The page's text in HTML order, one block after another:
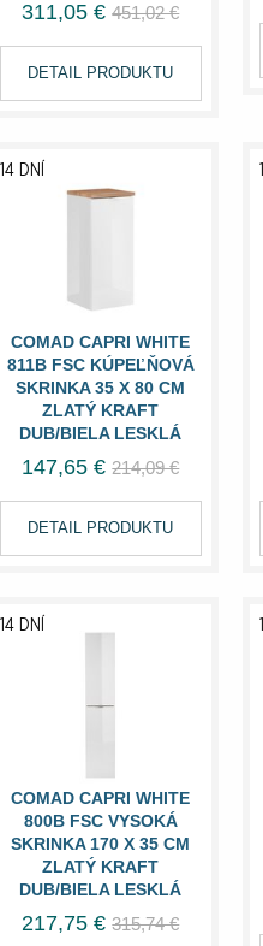
311,05 € 451,02 €
DETAIL PRODUKTU
COMAD CAPRI WHITE
811B FSC KÚPEĽŇOVÁ
SKRINKA 35 X 80 CM
ZLATÝ KRAFT
DUB/BIELA LESKLÁ
14 DNÍ
147,65 € 214,09 €
DETAIL PRODUKTU
COMAD CAPRI WHITE
800B FSC VYSOKÁ
SKRINKA 170 X 35 CM
ZLATÝ KRAFT
DUB/BIELA LESKLÁ
14 DNÍ
217,75 € 315,74 €